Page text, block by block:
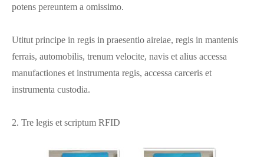
potens pereuntem a omissimo.
Utitut principe in regis in praesentio aireiae, regis in mantenis
ferrais, automobilis, trenum velocite, navis et alius accessa
manufactiones et instrumenta regis, accessa carceris et
instrumenta custodia.
2. Tre legis et scriptum RFID